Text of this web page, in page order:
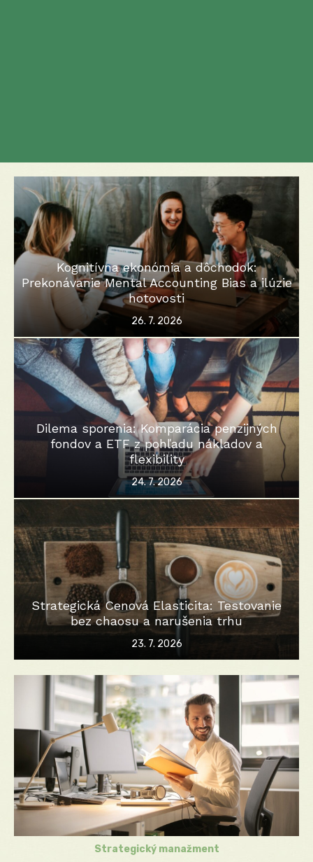
Kognitívna ekonómia a dôchodok:
Prekonávanie Mental Accounting Bias a ilúzie
hotovosti
Posted
on
26. 7. 2026
Dilema sporenia: Komparácia penzijných
fondov a ETF z pohľadu nákladov a
flexibility
Posted
on
24. 7. 2026
Strategická Cenová Elasticita: Testovanie
bez chaosu a narušenia trhu
Posted
on
23. 7. 2026
Strategický manažment